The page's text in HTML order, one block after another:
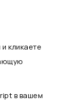
кликаете
в вашем